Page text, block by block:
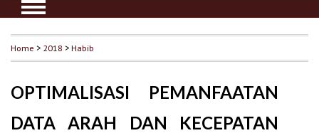
Home > 2018 >Habib
OPTIMALISASI PEMANFAATAN
DATA ARAH DAN KECEPATAN